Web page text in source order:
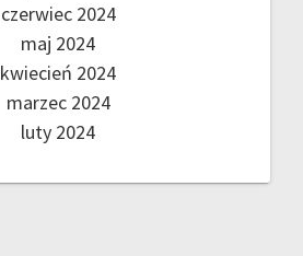
czerwiec 2024
maj 2024
kwiecień 2024
marzec 2024
luty 2024